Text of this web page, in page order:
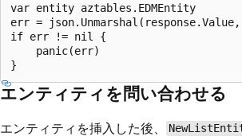
var entity aztables.EDMEntity
err =
if err != nil {
    panic(err)
エンティティを問い合わせる
エンティティを挿入した後、